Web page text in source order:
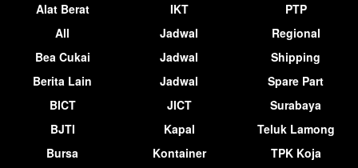
Alat Berat
All
Bea Cukai
Berita Lain
BICT
BJTI
Bursa
IKT
Jadwal
Jadwal
Jadwal
JICT
Kapal
Kontainer
PTP
Regional
Shipping
Spare Part
Surabaya
Teluk Lamong
TPK Koja